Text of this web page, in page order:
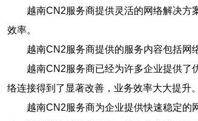
越南CN2服务商提供灵活的网络解决方
效率。
越南CN2服务商提供的服务内容包括网
越南CN2服务商已经为许多企业提供了
络连接得到了显著改善，业务效率大大提升。
越南CN2服务商为企业提供快速稳定的